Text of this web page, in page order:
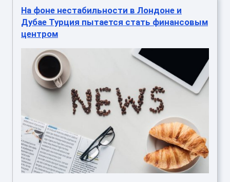
На фоне нестабильности в Лондоне и
Дубае Турция пытается стать финансовым
центром